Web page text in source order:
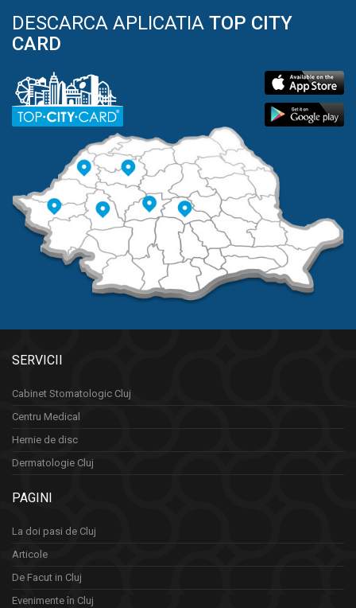
DESCARCA APLICATIA TOP CITY
CARD
SERVICII
Cabinet Stomatologic Cluj
Centru Medical
Hernie de disc
Dermatologie Cluj
PAGINI
La doi pasi de Cluj
Articole
De Facut in Cluj
Evenimente în Cluj